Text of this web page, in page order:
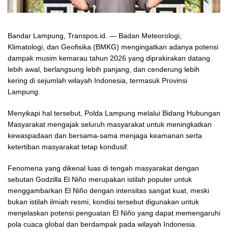
Bandar Lampung, Transpos.id. — Badan Meteorologi,
Klimatologi, dan Geofisika (BMKG) mengingatkan adanya potensi
dampak musim kemarau tahun 2026 yang diprakirakan datang
lebih awal, berlangsung lebih panjang, dan cenderung lebih
kering di sejumlah wilayah Indonesia, termasuk Provinsi
Lampung.
Menyikapi hal tersebut, Polda Lampung melalui Bidang Hubungan
Masyarakat mengajak seluruh masyarakat untuk meningkatkan
kewaspadaan dan bersama-sama menjaga keamanan serta
ketertiban masyarakat tetap kondusif.
Fenomena yang dikenal luas di tengah masyarakat dengan
sebutan Godzilla El Niño merupakan istilah populer untuk
menggambarkan El Niño dengan intensitas sangat kuat, meski
bukan istilah ilmiah resmi, kondisi tersebut digunakan untuk
menjelaskan potensi penguatan El Niño yang dapat memengaruhi
pola cuaca global dan berdampak pada wilayah Indonesia.